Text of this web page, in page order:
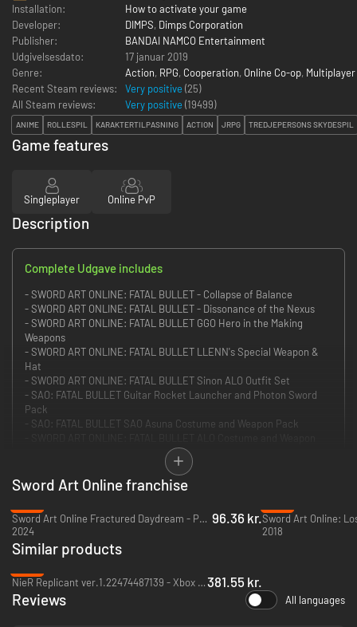
Installation:
How to activate your game
Developer:
DIMPS, Dimps Corporation
Publisher:
BANDAI NAMCO Entertainment
Udgivelsesdato:
17 januar 2019
Genre:
Action, RPG, Cooperation, Online Co-op, Multiplayer
Recent Steam reviews:
Very positive (25)
All Steam reviews:
Very positive (19499)
ANIME ROLLESPIL KARAKTERTILPASNING ACTION JRPG TREDJEPERSONS SKYDESPIL
Game features
Singleplayer Online PvP
Description
Complete Udgave includes
- SWORD ART ONLINE: FATAL BULLET - Collapse of Balance
- SWORD ART ONLINE: FATAL BULLET - Dissonance of the Nexus
- SWORD ART ONLINE: FATAL BULLET GGO Hero in the Making
Weapons
- SWORD ART ONLINE: FATAL BULLET LLENN's Special Weapon &
Hat
- SWORD ART ONLINE: FATAL BULLET Sinon ALO Outfit Set
- SAO: FATAL BULLET Guitar Rocket Launcher and Photon Sword
Pack
- SAO: FATAL BULLET SAO Asuna Costume and Weapon Pack
- SWORD ART ONLINE: FATAL BULLET
- SWORD ART ONLINE: FATAL BULLET Complete Upgrade
- SWORD ART ONLINE: FATAL BULLET SAO Kirito Costume - Male
- SWORD ART ONLINE: FATAL BULLET - Betrayal of Comrades
- SWORD ART ONLINE: FATAL BULLET - Ambush of the Imposters
- SWORD ART ONLINE: FATAL BULLET Danbo Head
fulde udgave, der indeholder hovedspillet, tre DLC-pakker, udvidelsen
""Dissonance of the Nexus"" og bonusting inde i spillet!
Sword Art Online franchise
Sword Art Online Fractured Daydream - PC (Steam)
2024
96.36 kr.Sword Art Online:
2018
Similar products
NieR Replicant ver.1.22474487139 - Xbox One381.55 kr.
Reviews All languages